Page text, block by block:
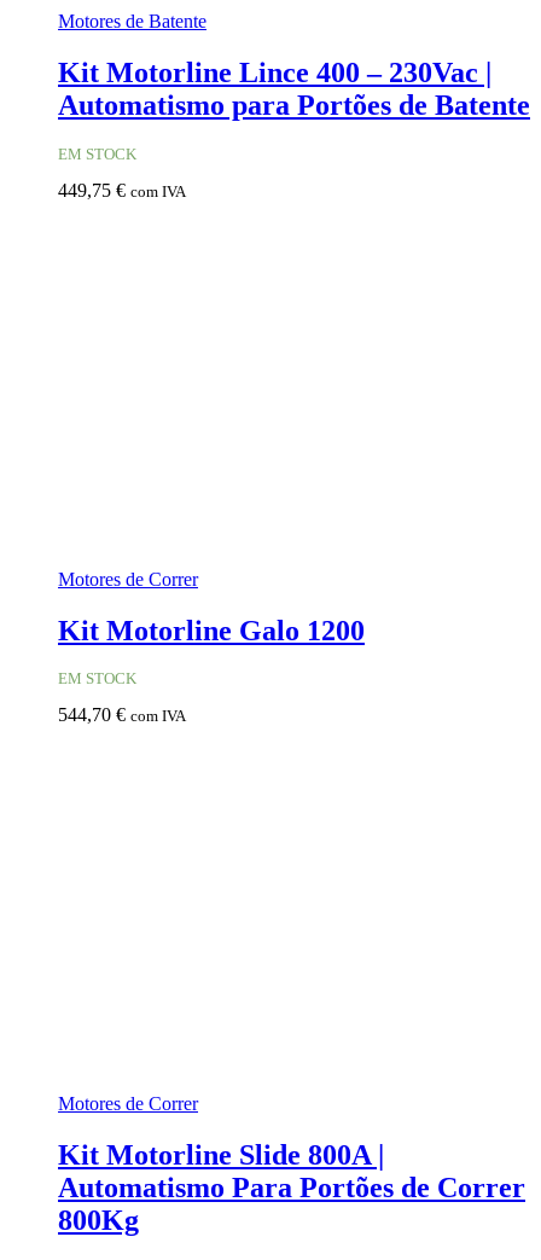
Motores de Batente
Kit Motorline Lince 400 – 230Vac |
Automatismo para Portões de Batente
EM STOCK
449,75 € com IVA
Motores de Correr
Kit Motorline Galo 1200
EM STOCK
544,70 € com IVA
Motores de Correr
Kit Motorline Slide 800A |
Automatismo Para Portões de Correr
800Kg